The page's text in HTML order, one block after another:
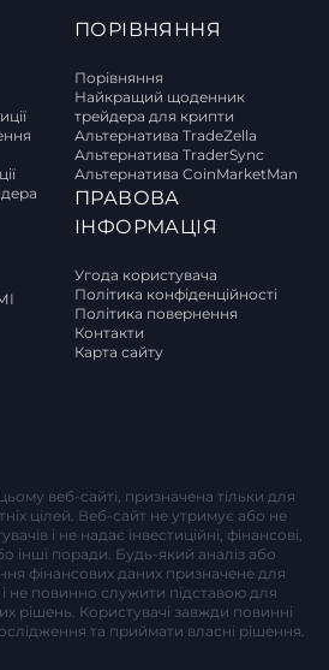
ПОРІВНЯННЯ
Порівняння
Найкращий щоденник
трейдера для крипти
Альтернатива TradeZella
Альтернатива TraderSync
Альтернатива CoinMarketMan
ПРАВОВА
ІНФОРМАЦІЯ
Угода користувача
Політика конфіденційності
Політика повернення
Контакти
Карта сайту
веб-сайті, призначена тільки для
цілей. Веб-сайт не утримує або не
і не надає інвестиційні, фінансові,
інші поради. Будь-який аналіз або
фінансових даних призначене для
і не повинно служити підставою для
рішень. Користувачі завжди повинні
та приймати власні рішення.